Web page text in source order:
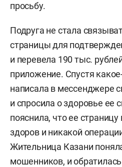
просьбу.
Подруга не стала
страницы для
и перевела 190 тыс.
приложение. Спустя
написала в мессенджере
и спросила о здоровье ее
пояснила, что ее
здоров и никакой
Жительница Казани
мошенников, и